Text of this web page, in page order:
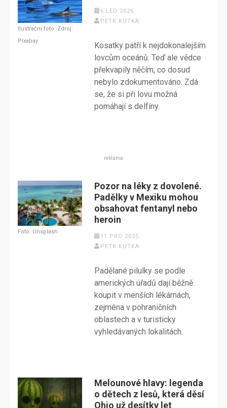
Ilustrační foto. Zdroj:
Pixabay
6 LED 2026
PETR KUTKA
Kosatky patří k nejdokonalejším
lovcům oceánů. Teď ale vědce
překvapily něčím, co dosud
nebylo zdokumentováno. Zdá
se, že si při lovu možná
pomáhají s delfíny.
reklama
Foto: Unsplash
Pozor na léky z dovolené.
Padělky v Mexiku mohou
obsahovat fentanyl nebo
heroin
11 PRO 2025
PETR KUTKA
Padělané pilulky se podle
amerických úřadů dají běžně
koupit v menších lékárnách,
zejména v pohraničních
oblastech a v turisticky
vyhledávaných lokalitách.
Melounové hlavy: legenda
o dětech z lesů, která děsí
Ohio už desítky let